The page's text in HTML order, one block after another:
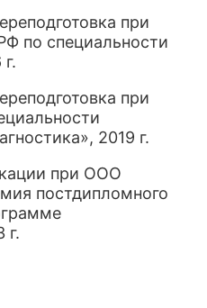
при
по специальности
при
2019 г.
при ООО
постдипломного
г.